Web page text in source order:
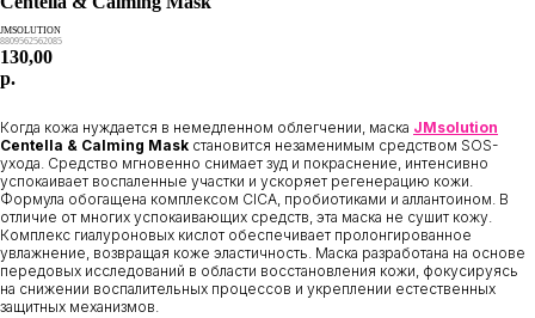
JMSOLUTION
8809562562085
130,00
р.
Когда кожа нуждается в немедленном облегчении, маска JMsolution
Centella & Calming Mask становится незаменимым средством SOS-
ухода. Средство мгновенно снимает зуд и покраснение, интенсивно
успокаивает воспаленные участки и ускоряет регенерацию кожи.
Формула обогащена комплексом CICA, пробиотиками и аллантоином. В
отличие от многих успокаивающих средств, эта маска не сушит кожу.
Комплекс гиалуроновых кислот обеспечивает пролонгированное
увлажнение, возвращая коже эластичность. Маска разработана на основе
передовых исследований в области восстановления кожи, фокусируясь
на снижении воспалительных процессов и укреплении естественных
защитных механизмов.